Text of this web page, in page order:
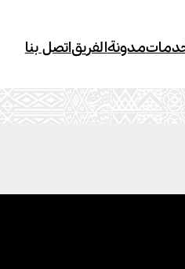
مدونةالفريقاتصل بنا